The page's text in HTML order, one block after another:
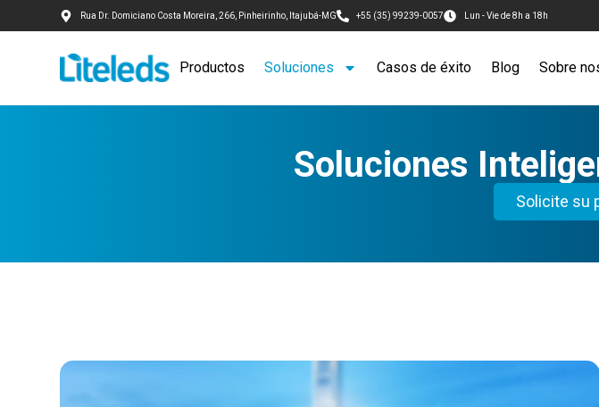
Rua Dr. Domiciano Costa Moreira, 266, Pinheirinho, Itajubá-MG +55 (35) 99239-0057 Lun - Vie de 8h a 18h
Productos Soluciones Casos de éxito Blog Sobre
Soluciones
Solicite su